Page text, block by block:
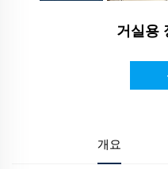
거실용
개요